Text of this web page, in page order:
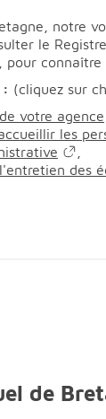
notre
le
: (cliquez sur
votre agence
les
des
de